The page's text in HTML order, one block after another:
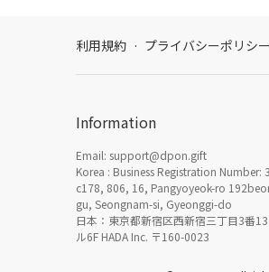
利用規約 · プライバシーポリシー
Information
Email: support@dpon.gift
Korea : Business Registration Number:
c178, 806, 16, Pangyoyeok-ro
gu, Seongnam-si, Gyeonggi-do
日本：東京都新宿区西新宿三丁目3番
ル6F HADA Inc. 〒160-0023